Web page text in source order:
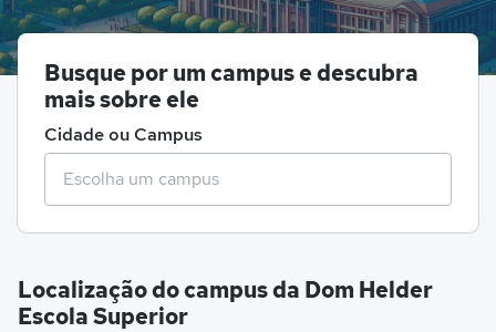
Busque por um campus e descubra
mais sobre ele
Cidade ou Campus
Localização do campus da Dom Helder
Escola Superior